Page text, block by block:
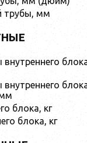
трубы, мм
блока, кг
блока, кг